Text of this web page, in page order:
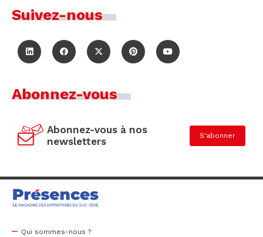
Suivez-nous
Abonnez-vous
Abonnez-vous à nos
newsletters
S'abonner
Qui sommes-nous ?